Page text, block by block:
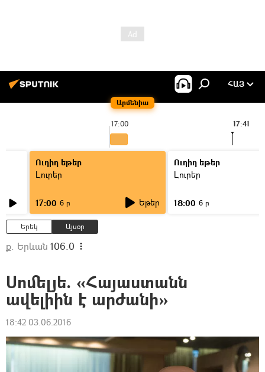
Արմենիա
ՀԱՅ
17:00 17:41
Ուղիղ եթեր
Լուրեր
17:00 6 ր Եթեր
Ուղիղ եթեր
Լուրեր
18:00 6 ր
Երեկ Այսօր
ք. Երևան 106.0
Սոմելյե. «Հայաստանն
ավելիին է արժանի»
18:42 03.06.2016